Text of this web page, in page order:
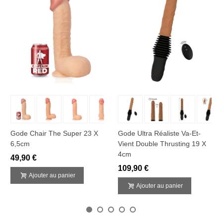
Gode Chair The Super 23 X
6,5cm
49,90 €
Ajouter au panier
Gode Ultra Réaliste Va-Et-
Vient Double Thrusting 19 X
4cm
109,90 €
Ajouter au panier